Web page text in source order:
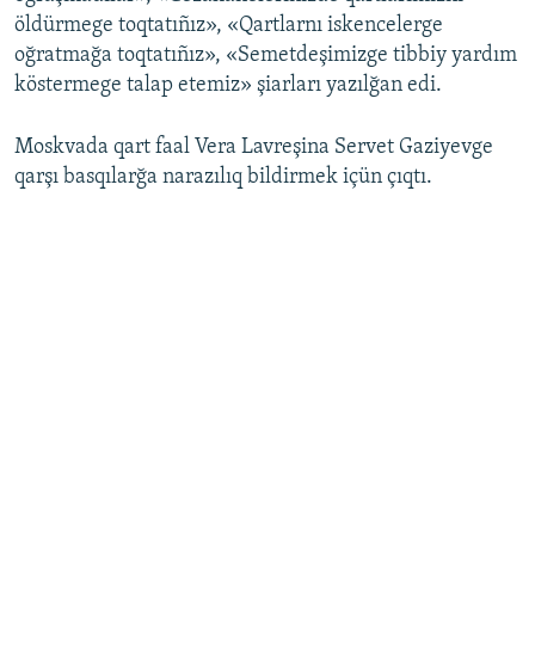
öldürmege toqtatıñız», «Qartlarnı iskencelerge
oğratmağa toqtatıñız», «Semetdeşimizge tibbiy yardım
köstermege talap etemiz» şiarları yazılğan edi.
Moskvada qart faal Vera Lavreşina Servet Gaziyevge
qarşı basqılarğa narazılıq bildirmek içün çıqtı.